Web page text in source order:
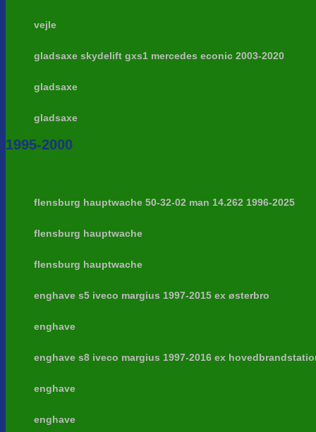
vejle
gladsaxe skydelift gxs1 mercedes econic 2003-2020
gladsaxe
gladsaxe
1995-2000
flensburg hauptwache 50-32-02 man 14.262 1996-2025
flensburg hauptwache
flensburg hauptwache
enghave s5 iveco margius 1997-2015 ex østerbro
enghave
enghave s8 iveco margius 1997-2016 ex
enghave
enghave